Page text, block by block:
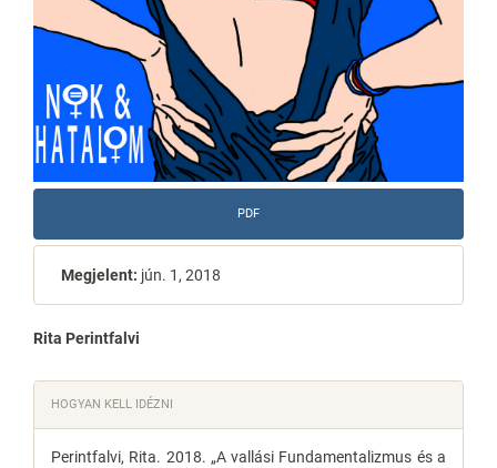
PDF
Megjelent: jún. 1, 2018
Main
Article
Content
Rita Perintfalvi
Article
Details
HOGYAN KELL IDÉZNI
Perintfalvi, Rita. 2018. „A vallási Fundamentalizmus és a